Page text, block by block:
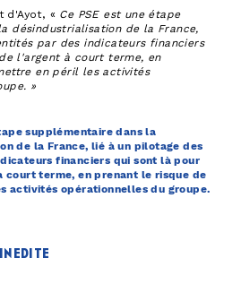
d'Ayot, « Ce PSE est une étape
désindustrialisation de la France,
par des indicateurs financiers
l'argent à court terme, en
en péril les activités
»
supplémentaire dans la
de la France, lié à un pilotage des
financiers qui sont là pour
court terme, en prenant le risque de
activités opérationnelles du groupe.